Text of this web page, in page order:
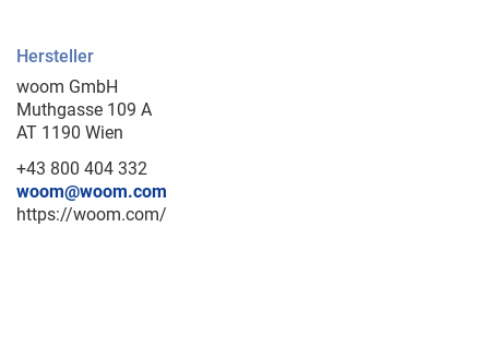
Hersteller
woom GmbH
Muthgasse 109 A
AT 1190 Wien
+43 800 404 332
woom@woom.com
https://woom.com/